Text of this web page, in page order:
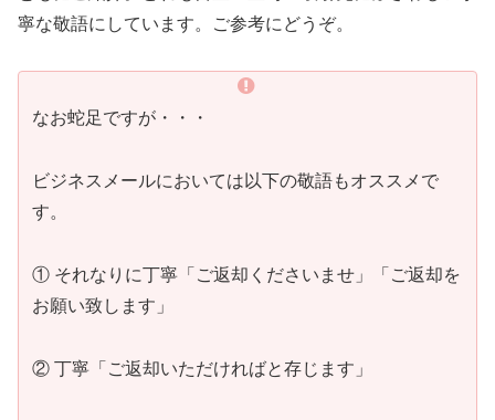
寧な敬語にしています。ご参考にどうぞ。
なお蛇足ですが・・・
ビジネスメールにおいては以下の敬語もオススメで
す。
① それなりに丁寧「ご返却くださいませ」「ご返却を
お願い致します」
② 丁寧「ご返却いただければと存じます」